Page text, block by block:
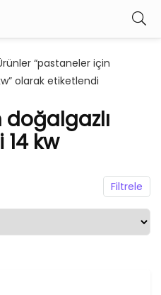
“pastaneler için
olarak etiketlendi
14 kw
Filtrele